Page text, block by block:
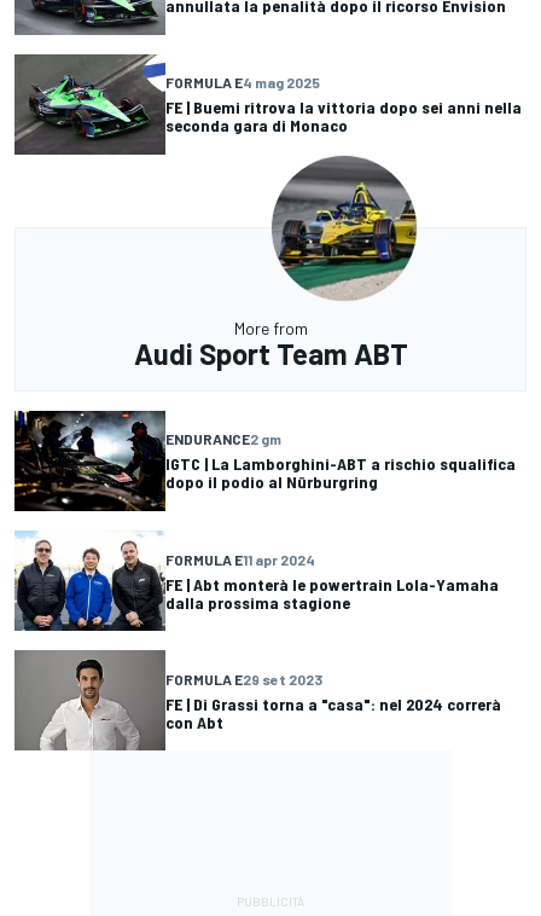
annullata la penalità dopo il ricorso Envision
FORMULA E4 mag 2025
FE | Buemi ritrova la vittoria dopo sei anni nella
seconda gara di Monaco
More from
Audi Sport Team ABT
ENDURANCE2 gm
IGTC | La Lamborghini-ABT a rischio squalifica
dopo il podio al Nürburgring
FORMULA E11 apr 2024
FE | Abt monterà le powertrain Lola-Yamaha
dalla prossima stagione
FORMULA E29 set 2023
FE | Di Grassi torna a "casa": nel 2024 correrà
con Abt